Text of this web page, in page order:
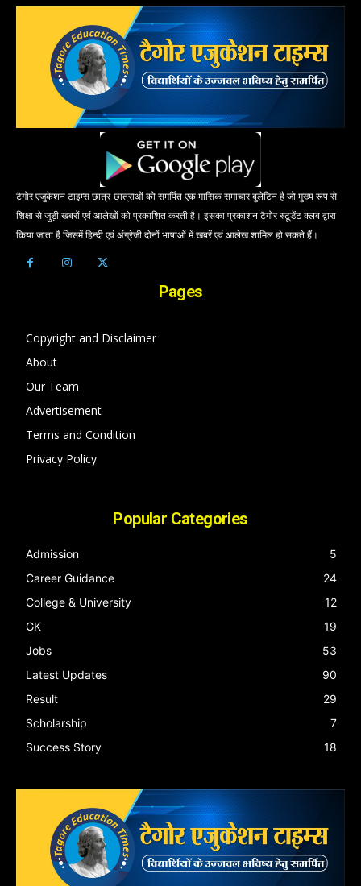
टैगोर एजुकेशन टाइम्स छात्र-छात्राओं को समर्पित एक मासिक समाचार बुलेटिन है जो मुख्य रूप से
शिक्षा से जुड़ी खबरों एवं आलेखों को प्रकाशित करती है। इसका प्रकाशन टैगोर स्टूडेंट क्लब द्वारा
किया जाता है जिसमें हिन्दी एवं अंग्रेजी दोनों भाषाओं में खबरें एवं आलेख शामिल हो सकते हैं।
Pages
Copyright and Disclaimer
About
Our Team
Advertisement
Terms and Condition
Privacy Policy
Popular Categories
Admission
5
Career Guidance
24
College & University
12
GK
19
Jobs
53
Latest Updates
90
Result
29
Scholarship
7
Success Story
18